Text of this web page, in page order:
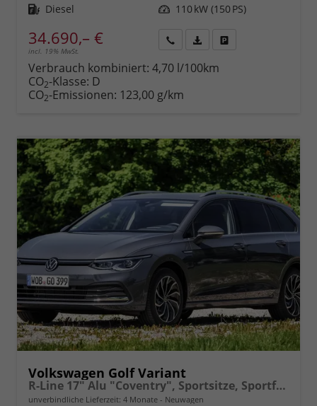
Kraftstoff Diesel Leistung 110 kW (150 PS)
34.690,– €
incl. 19% MwSt.
anfordern
Datei,
Verbrauch kombiniert: 4,70 l/100km
CO2-Klasse: D
CO2-Emissionen: 123,00 g/km
Volkswagen Golf Variant
R-Line 17" Alu "Coventry", Sportsitze, Sportfahrwerk, Abgedunkelte Scheiben, Adaptiver Tempomat ACC, Digital Cockpit Pro, LED-Scheinwerfer, Radio2Discover 12,9" + App-Connect, Parksensoren vo/hi, Rückfahrkamera, Climatronic uvm.
unverbindliche Lieferzeit: 4 Monate Neuwagen